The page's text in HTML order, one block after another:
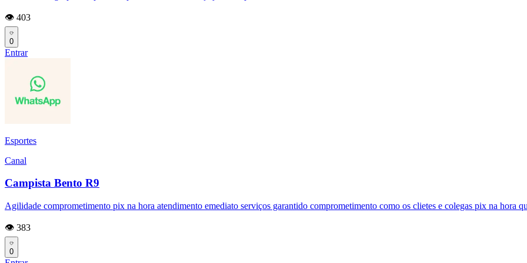
👁️ 403
0
Entrar
Esportes
Canal
Campista Bento R9
Agilidade comprometimento pix na hora atendimento emediato serviços garantido comprometimento como os clietes e colegas pix na hora
👁️ 383
0